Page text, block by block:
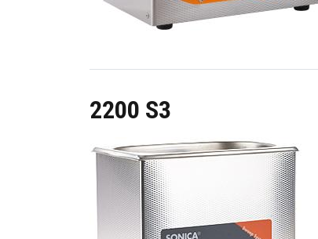
2200 S3
Image